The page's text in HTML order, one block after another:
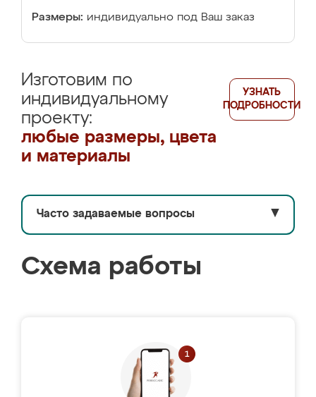
Размеры: индивидуально под Ваш заказ
Изготовим по
индивидуальному
проекту:
любые размеры, цвета
и материалы
УЗНАТЬ
ПОДРОБНОСТИ
Часто задаваемые вопросы ▼
Схема работы